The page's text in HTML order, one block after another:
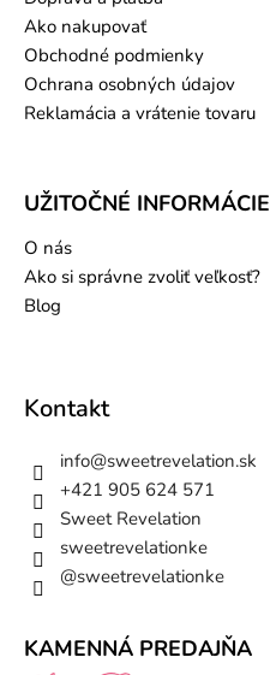
Ako nakupovať
Obchodné podmienky
Ochrana osobných údajov
Reklamácia a vrátenie tovaru
UŽITOČNÉ INFORMÁCIE
O nás
Ako si správne zvoliť veľkosť?
Blog
Kontakt
info@sweetrevelation.sk
+421 905 624 571
Sweet Revelation
sweetrevelationke
@sweetrevelationke
KAMENNÁ PREDAJŇA